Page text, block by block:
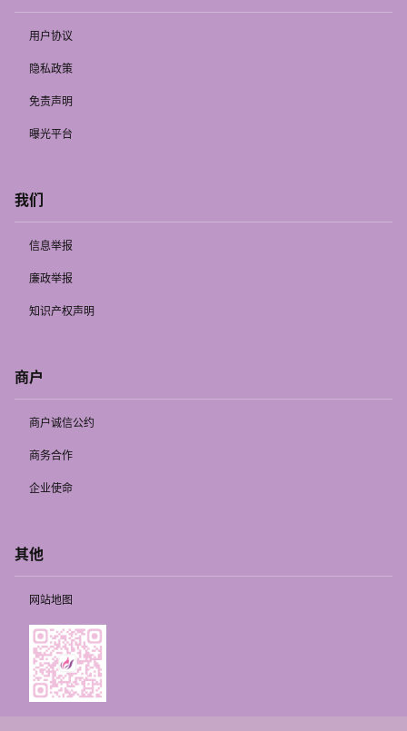
用户协议
隐私政策
免责声明
曝光平台
我们
信息举报
廉政举报
知识产权声明
商户
商户诚信公约
商务合作
企业使命
其他
网站地图